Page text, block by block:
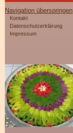
Navigation überspringen
Kontakt
Datenschutzerklärung
Impressum